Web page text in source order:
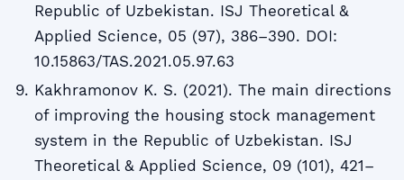
Republic of Uzbekistan. ISJ Theoretical &
Applied Science, 05 (97), 386–390. DOI:
10.15863/TAS.2021.05.97.63
Kakhramonov K. S. (2021). The main directions
of improving the housing stock management
system in the Republic of Uzbekistan. ISJ
Theoretical & Applied Science, 09 (101), 421–